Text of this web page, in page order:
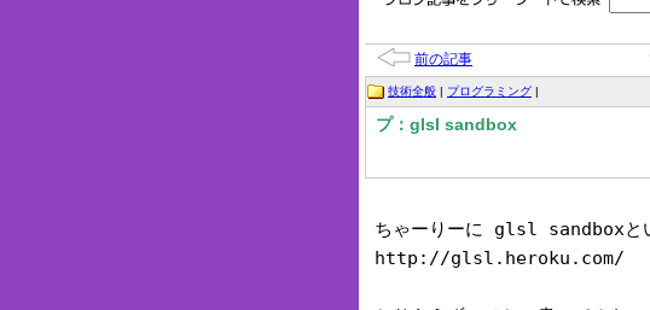
前の記事
技術全般 | プログラミング |
プ：glsl sandbox
ちゃーりーに glsl sandboxとい
http://glsl.heroku.com/